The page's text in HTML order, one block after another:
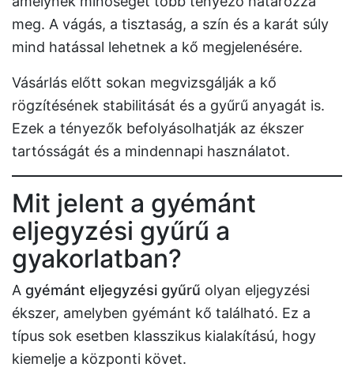
meg. A vágás, a tisztaság, a szín és a karát súly
mind hatással lehetnek a kő megjelenésére.
Vásárlás előtt sokan megvizsgálják a kő
rögzítésének stabilitását és a gyűrű anyagát is.
Ezek a tényezők befolyásolhatják az ékszer
tartósságát és a mindennapi használatot.
Mit jelent a gyémánt
eljegyzési gyűrű a
gyakorlatban?
A gyémánt eljegyzési gyűrű olyan eljegyzési
ékszer, amelyben gyémánt kő található. Ez a
típus sok esetben klasszikus kialakítású, hogy
kiemelje a központi követ.